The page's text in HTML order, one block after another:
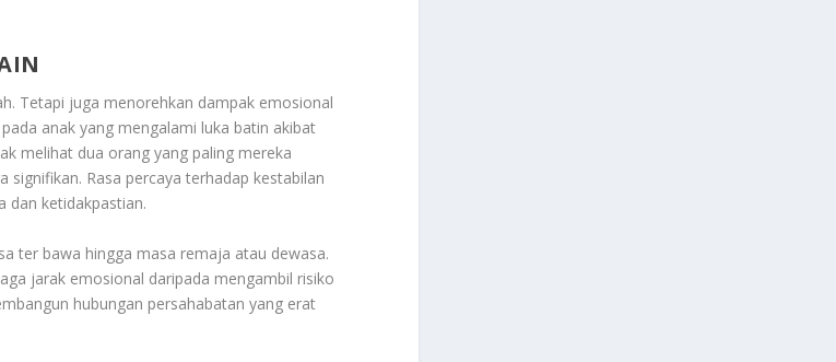
Tetapi juga menorehkan dampak emosional
anak yang mengalami luka batin akibat
melihat dua orang yang paling mereka
signifikan. Rasa percaya terhadap kestabilan
dan ketidakpastian.
ter bawa hingga masa remaja atau dewasa.
jarak emosional daripada mengambil risiko
hubungan persahabatan yang erat